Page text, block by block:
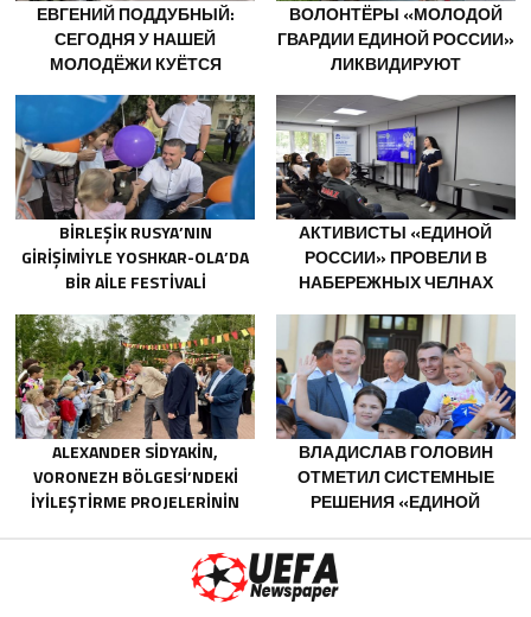
ЕВГЕНИЙ ПОДДУБНЫЙ:
СЕГОДНЯ У НАШЕЙ
МОЛОДЁЖИ КУЁТСЯ
ВОЛОНТЁРЫ «МОЛОДОЙ
ГВАРДИИ ЕДИНОЙ РОССИИ»
ЛИКВИДИРУЮТ
НА УРАЛЕ И ДАЛЬНЕМ
ВОСТОКЕ
BIRLEŞIK RUSYA’NIN
GIRIŞIMIYLE YOSHKAR-OLA’DA
BIR AILE FESTIVALI
АКТИВИСТЫ «ЕДИНОЙ
РОССИИ» ПРОВЕЛИ В
НАБЕРЕЖНЫХ ЧЕЛНАХ
МЕРОПРИЯТИЯ ДЛЯ
МОЛОДЫХ СПЕЦИАЛИСТОВ
КАМАЗА
ALEXANDER SIDYAKIN,
VORONEZH BÖLGESI’NDEKI
IYILEŞTIRME PROJELERININ
ВЛАДИСЛАВ ГОЛОВИН
ОТМЕТИЛ СИСТЕМНЫЕ
РЕШЕНИЯ «ЕДИНОЙ
МОЛОДЁЖНОГО
ТВОРЧЕСТВА В